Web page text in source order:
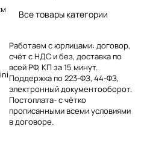
Все товары категории
Работаем с юрлицами: договор,
счёт с НДС и без, доставка по
всей РФ, КП за 15 минут.
Поддержка по 223-ФЗ, 44-ФЗ,
электронный документооборот.
Постоплата- с чётко
прописанными всеми условиями
в договоре.